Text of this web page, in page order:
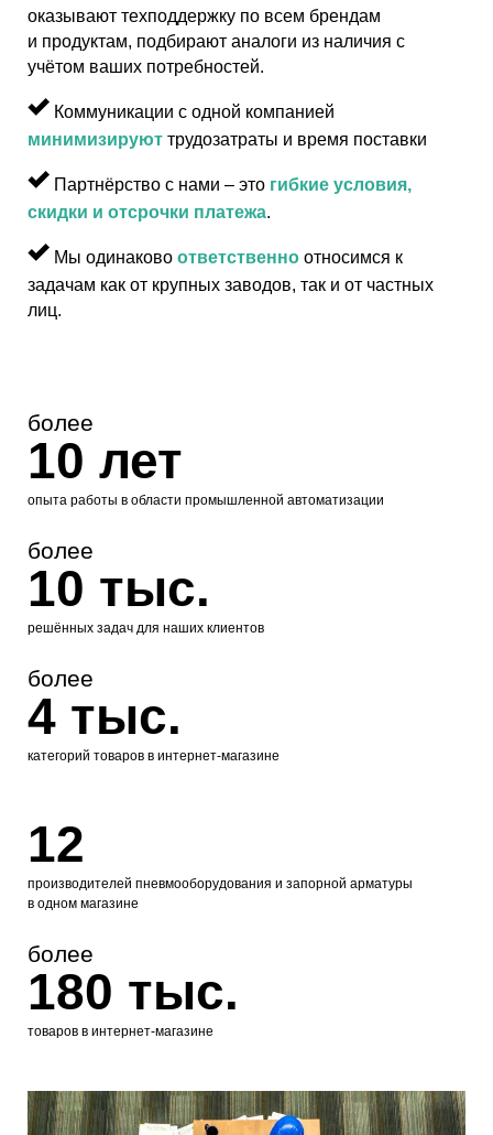
оказывают техподдержку по всем брендам
и продуктам, подбирают аналоги из наличия с
учётом ваших потребностей.
Коммуникации с одной компанией
минимизируют трудозатраты и время поставки
Партнёрство с нами – это гибкие условия,
скидки и отсрочки платежа.
Мы одинаково ответственно относимся к
задачам как от крупных заводов, так и от частных
лиц.
более
10 лет
опыта работы в области промышленной автоматизации
более
10 тыс.
решённых задач для наших клиентов
более
4 тыс.
категорий товаров в интернет-магазине
12
производителей пневмооборудования и запорной арматуры
в одном магазине
более
180 тыс.
товаров в интернет-магазине